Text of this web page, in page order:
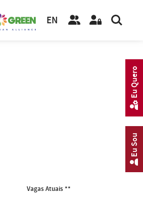
EN
Vagas Atuais **
Eu Sou
Eu Quero